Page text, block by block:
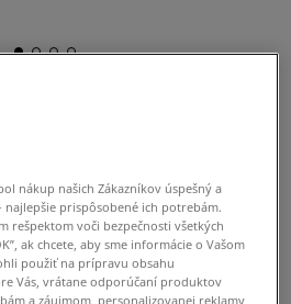
nákup našich Zákazníkov úspešný a
prispôsobené ich potrebám.
rešpektom voči bezpečnosti všetkých
ak chcete, aby sme informácie o Vašom
použiť na prípravu obsahu
Vás, vrátane odporúčaní produktov
a záujmom, personalizovanej reklamy